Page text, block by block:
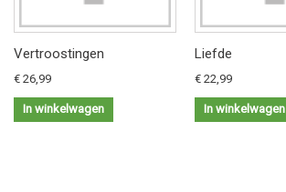
Vertroostingen
€ 26,99
In winkelwagen
Liefde
€ 22,99
In winkelwagen